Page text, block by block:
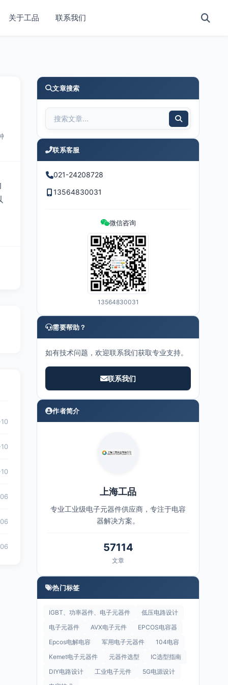
关于工品 联系我们
文章搜索
联系客服
021-24208728
13564830031
微信咨询
13564830031
需要帮助？
如有技术问题，欢迎联系我们获取专业支持。
联系我们
作者简介
上海工品
专业工业级电子元器件供应商，专注于电容
器解决方案。
57114
文章
热门标签
IGBT、功率器件、电子元器件
低压电路设计
电子元器件
AVX电子元件
EPCOS电容器
Epcos电解电容
军用电子元器件
104电容
Kemet电子元器件
元器件选型
IC选型指南
DIY电路设计
工业电子元件
5G电源设计